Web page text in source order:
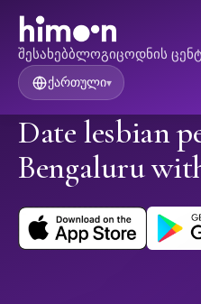
შესახებბლოგიცოდნის
ქართული▾
Date lesbian
Bengaluru